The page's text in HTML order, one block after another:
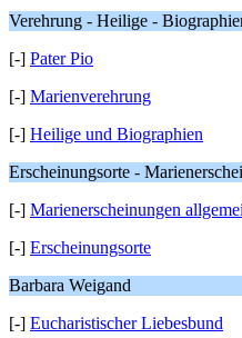
Verehrung - Heilige -
[-] Pater Pio
[-] Marienverehrung
[-] Heilige und Biographien
Erscheinungsorte -
[-] Marienerscheinungen
[-] Erscheinungsorte
Barbara Weigand
[-] Eucharistischer Liebesbund